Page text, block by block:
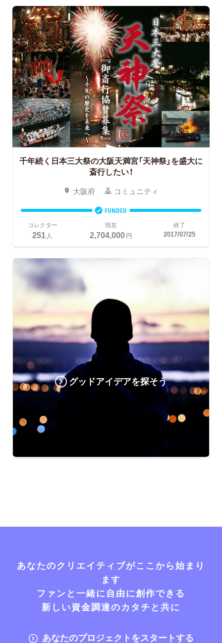
千年続く日本三大祭の大阪天満宮「天神祭」を盛大に
斎行したい！
大阪府 コミュニティ
FUNDED
コレクター
251人
現在
2,704,000円
終了
2017/07/25
グッドアイデアを探そう
あなたのクリエイティブがここから始まり
ます
ファンと一緒に自由に創作できる
新しい資金調達のカタチと共に
あなたのプロジェクトをスタートする